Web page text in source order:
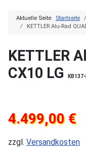
Aktuelle Seite: Startseite
KETTLER Alu-Rad
KETTLER
CX10 LG
4.499,00 €
zzgl. Versandkosten